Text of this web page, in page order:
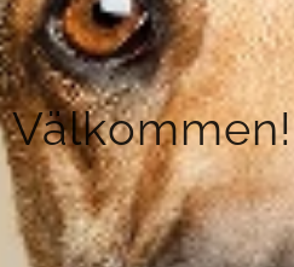
Välkommen!